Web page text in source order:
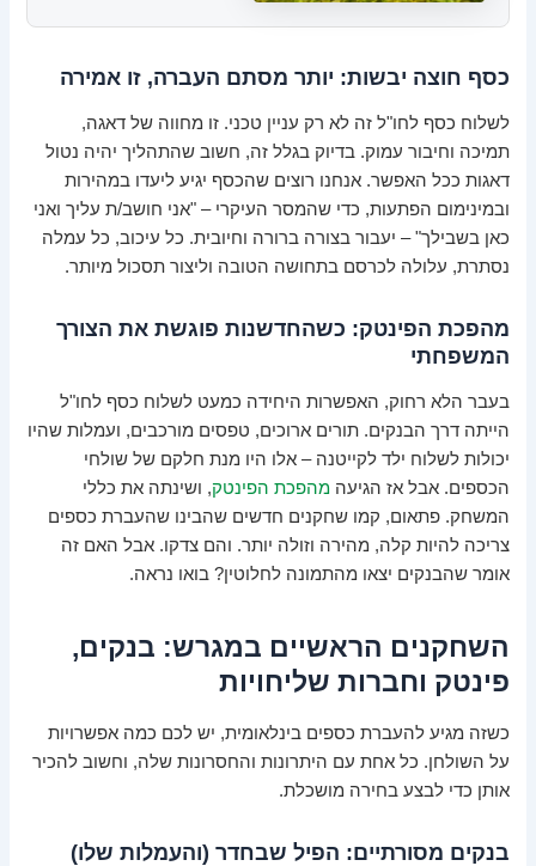
כסף חוצה יבשות: יותר מסתם העברה, זו אמירה
לשלוח כסף לחו"ל זה לא רק עניין טכני. זו מחווה של דאגה,
תמיכה וחיבור עמוק. בדיוק בגלל זה, חשוב שהתהליך יהיה נטול
דאגות ככל האפשר. אנחנו רוצים שהכסף יגיע ליעדו במהירות
ובמינימום הפתעות, כדי שהמסר העיקרי – "אני חושב/ת עליך ואני
כאן בשבילך" – יעבור בצורה ברורה וחיובית. כל עיכוב, כל עמלה
נסתרת, עלולה לכרסם בתחושה הטובה וליצור תסכול מיותר.
מהפכת הפינטק: כשהחדשנות פוגשת את הצורך
המשפחתי
בעבר הלא רחוק, האפשרות היחידה כמעט לשלוח כסף לחו"ל
הייתה דרך הבנקים. תורים ארוכים, טפסים מורכבים, ועמלות שהיו
יכולות לשלוח ילד לקייטנה – אלו היו מנת חלקם של שולחי
הכספים. אבל אז הגיעהמהפכת הפינטק, ושינתה את כללי
המשחק. פתאום, קמו שחקנים חדשים שהבינו שהעברת כספים
צריכה להיות קלה, מהירה וזולה יותר. והם צדקו. אבל האם זה
אומר שהבנקים יצאו מהתמונה לחלוטין? בואו נראה.
השחקנים הראשיים במגרש: בנקים,
פינטק וחברות שליחויות
כשזה מגיע להעברת כספים בינלאומית, יש לכם כמה אפשרויות
על השולחן. כל אחת עם היתרונות והחסרונות שלה, וחשוב להכיר
אותן כדי לבצע בחירה מושכלת.
בנקים מסורתיים: הפיל שבחדר (והעמלות שלו)